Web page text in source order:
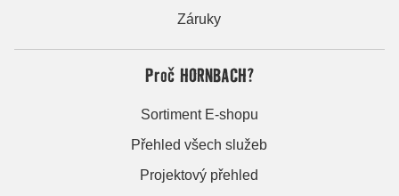
Záruky
Proč HORNBACH?
Sortiment E-shopu
Přehled všech služeb
Projektový přehled